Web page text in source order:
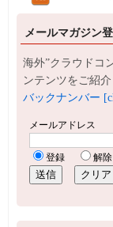
メールマガジン
海外”クラウドコ
ンテンツをご紹介
バックナンバー